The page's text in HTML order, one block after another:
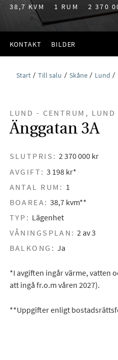
38,7 KVM 1 RUM 2 370
KONTAKT BILDER
Start Till salu Skåne Lund
LUND - CENTRUM, LUND
Änggatan 3A
SLUTPRIS: 2 370 000 kr
AVGIFT: 3 198 kr*
ANTAL RUM: 1
BOAREA: 38,7 kvm**
TYP: Lägenhet
VÅNINGSPLAN: 2 av 3
BALKONG: Ja
*I avgiften ingår värme, vatten
att ingå fr.o.m våren 2027).
**Uppgifter enligt